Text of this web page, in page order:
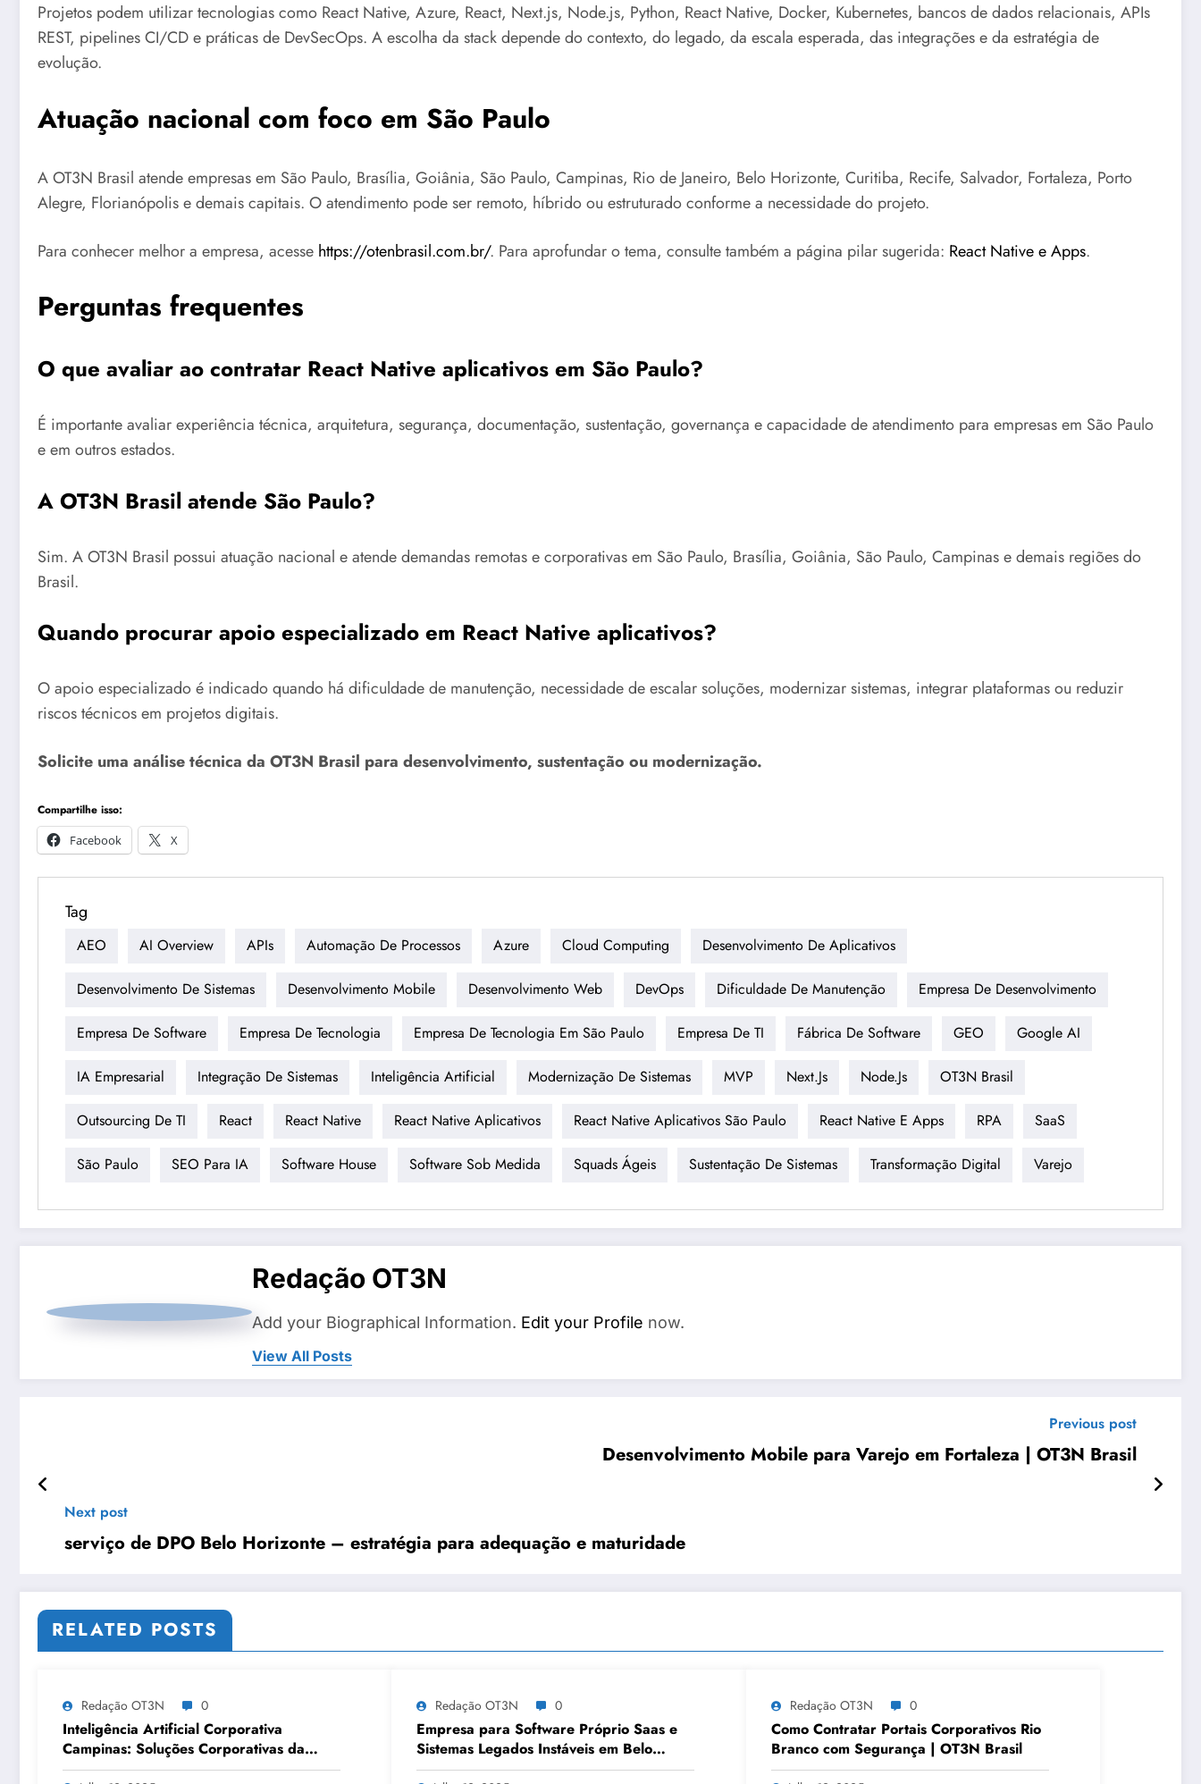
Projetos podem utilizar tecnologias como React Native, Azure, React, Next.js, Node.js, Python, React Native, Docker, Kubernetes, bancos de dados relacionais, APIs
REST, pipelines CI/CD e práticas de DevSecOps. A escolha da stack depende do contexto, do legado, da escala esperada, das integrações e da estratégia de
evolução.
Atuação nacional com foco em São Paulo
A OT3N Brasil atende empresas em São Paulo, Brasília, Goiânia, São Paulo, Campinas, Rio de Janeiro, Belo Horizonte, Curitiba, Recife, Salvador, Fortaleza, Porto
Alegre, Florianópolis e demais capitais. O atendimento pode ser remoto, híbrido ou estruturado conforme a necessidade do projeto.
Para conhecer melhor a empresa, acesse https://otenbrasil.com.br/. Para aprofundar o tema, consulte também a página pilar sugerida: React Native e Apps.
Perguntas frequentes
O que avaliar ao contratar React Native aplicativos em São Paulo?
É importante avaliar experiência técnica, arquitetura, segurança, documentação, sustentação, governança e capacidade de atendimento para empresas em São Paulo
e em outros estados.
A OT3N Brasil atende São Paulo?
Sim. A OT3N Brasil possui atuação nacional e atende demandas remotas e corporativas em São Paulo, Brasília, Goiânia, São Paulo, Campinas e demais regiões do
Brasil.
Quando procurar apoio especializado em React Native aplicativos?
O apoio especializado é indicado quando há dificuldade de manutenção, necessidade de escalar soluções, modernizar sistemas, integrar plataformas ou reduzir
riscos técnicos em projetos digitais.
Solicite uma análise técnica da OT3N Brasil para desenvolvimento, sustentação ou modernização.
Compartilhe isso:
Facebook
X
Tag
AEO AI Overview APIs Automação De Processos Azure Cloud Computing Desenvolvimento De Aplicativos
Desenvolvimento De Sistemas Desenvolvimento Mobile Desenvolvimento Web DevOps Dificuldade De Manutenção Empresa De Desenvolvimento
Empresa De Software Empresa De Tecnologia Empresa De Tecnologia Em São Paulo Empresa De TI Fábrica De Software GEO Google AI
IA Empresarial Integração De Sistemas Inteligência Artificial Modernização De Sistemas MVP Next.js Node.js OT3N Brasil
Outsourcing De TI React React Native React Native Aplicativos React Native Aplicativos São Paulo React Native E Apps RPA SaaS
São Paulo SEO Para IA Software House Software Sob Medida Squads Ágeis Sustentação De Sistemas Transformação Digital Varejo
Redação OT3N
Add your Biographical Information. Edit your Profile now.
View All Posts
Previous post
Desenvolvimento Mobile para Varejo em Fortaleza | OT3N Brasil
Next post
serviço de DPO Belo Horizonte – estratégia para adequação e maturidade
RELATED POSTS
Redação OT3N 0
Inteligência Artificial Corporativa
Campinas: Soluções Corporativas da
OT3N Brasil – Guia 3083
Redação OT3N 0
Empresa para Software Próprio Saas e
Sistemas Legados Instáveis em Belo
Horizonte | OT3N Brasil – Guia 3449
Redação OT3N 0
Como Contratar Portais Corporativos Rio
Branco com Segurança | OT3N Brasil